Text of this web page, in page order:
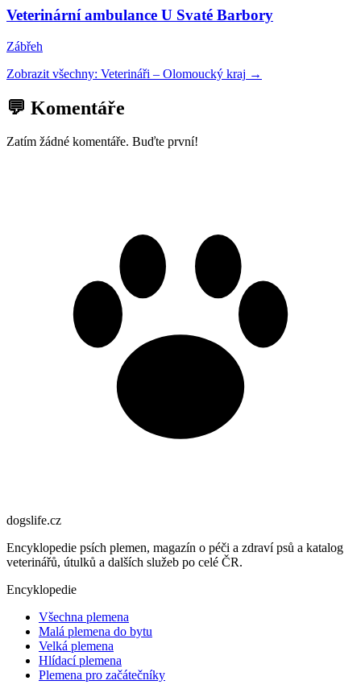
Veterinární ambulance U Svaté Barbory
Zábřeh
Zobrazit všechny: Veterináři – Olomoucký kraj →
💬 Komentáře
Zatím žádné komentáře. Buďte první!
dogslife.cz
Encyklopedie psích plemen, magazín o péči a zdraví psů a katalog
veterinářů, útulků a dalších služeb po celé ČR.
Encyklopedie
Všechna plemena
Malá plemena do bytu
Velká plemena
Hlídací plemena
Plemena pro začátečníky